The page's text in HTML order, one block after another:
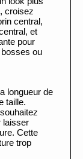
, croisez
central,
et
pour
ou
longueur de
taille.
laisser
Cette
trop